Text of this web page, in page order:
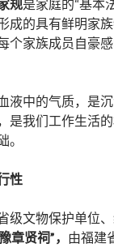
规是家庭的“基本法
成的具有鲜明家
个家族成员自豪
液中的气质，是
是我们工作生活
。
性
级文物保护单位
章贤祠”， 由福建